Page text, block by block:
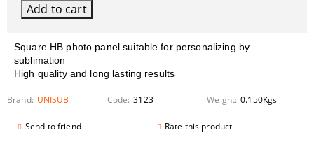
Square HB photo panel suitable for personalizing by
sublimation
High quality and long lasting results
Brand: UNISUB Code: 3123 Weight: 0.150Kgs
Send to friend Rate this product